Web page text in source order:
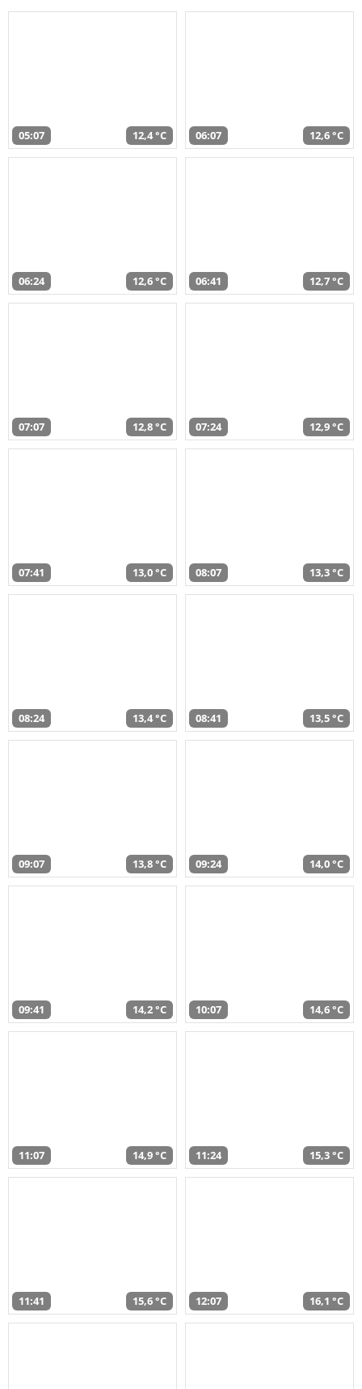
05:07 12,4 °C 06:07 12,6 °C
06:24 12,6 °C 06:41 12,7 °C
07:07 12,8 °C 07:24 12,9 °C
07:41 13,0 °C 08:07 13,3 °C
08:24 13,4 °C 08:41 13,5 °C
09:07 13,8 °C 09:24 14,0 °C
09:41 14,2 °C 10:07 14,6 °C
11:07 14,9 °C 11:24 15,3 °C
11:41 15,6 °C 12:07 16,1 °C